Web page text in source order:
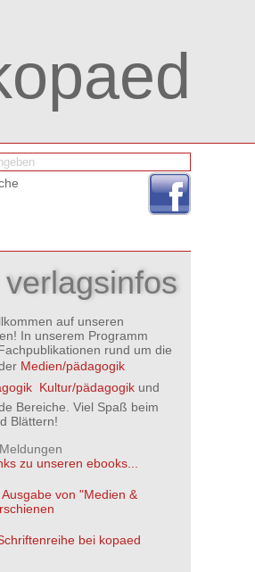
verlagsinfos
auf unseren
In unserem Programm
rund um die
Medien/pädagogik
Kultur/pädagogik und
Bereiche. Viel Spaß beim
Blättern!
zu unseren ebooks...
Ausgabe von "Medien &
bei kopaed